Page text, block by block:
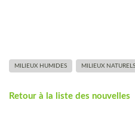
MILIEUX HUMIDES MILIEUX NATURELS
Retour à la liste des nouvelles